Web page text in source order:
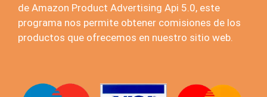
de Amazon Product Advertising Api 5.0, este
programa nos permite obtener comisiones de los
productos que ofrecemos en nuestro sitio web.